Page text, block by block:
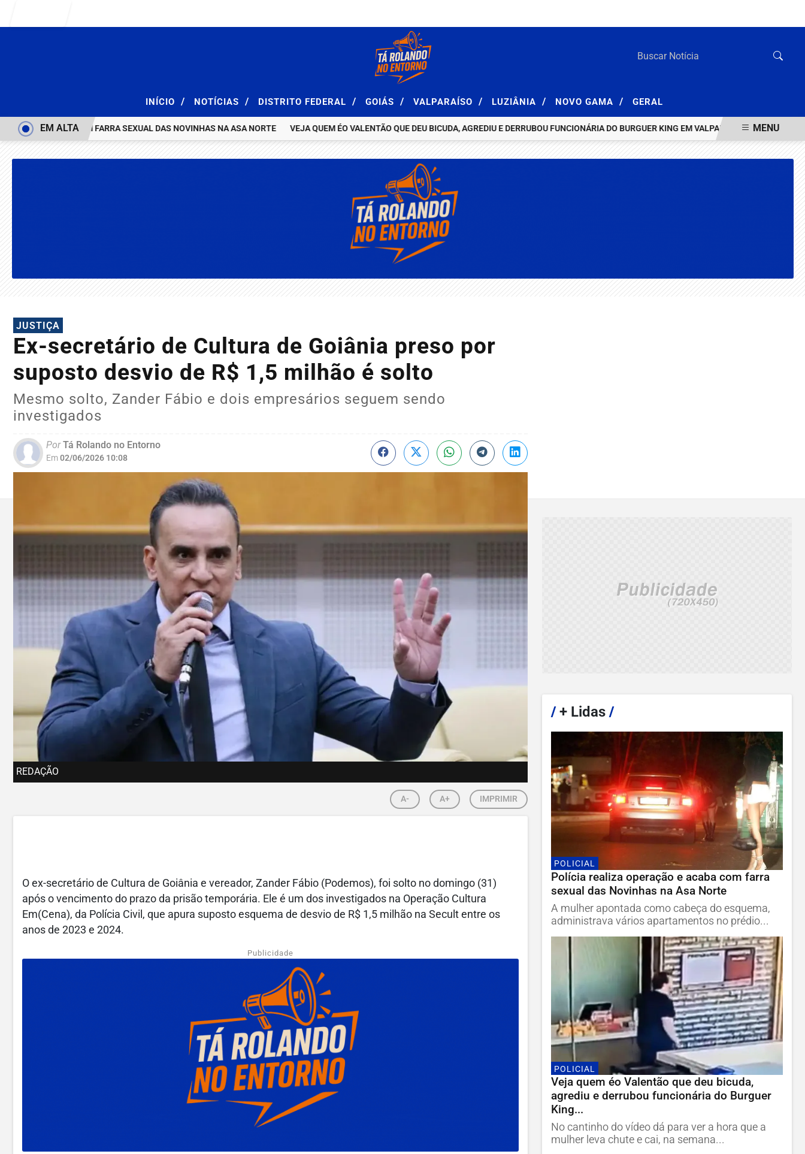
INÍCIO / NOTÍCIAS / DISTRITO FEDERAL / GOIÁS / VALPARAÍSO / LUZIÂNIA / NOVO GAMA / GERAL
E ACABA COM FARRA SEXUAL DAS NOVINHAS NA ASA NORTE VEJA QUEM ÉO VALENTÃO QUE DEU BICUDA, AGREDIU E DERRUBOU FUNCIONÁRIA DO BURGUER KING EM VALPARAÍSO HOMEM
EM ALTA MENU
JUSTIÇA
Ex-secretário de Cultura de Goiânia preso por
suposto desvio de R$ 1,5 milhão é solto
Mesmo solto, Zander Fábio e dois empresários seguem sendo
investigados
PorTá Rolando no Entorno
Em02/06/2026 10:08
REDAÇÃO
A- A+ IMPRIMIR
O ex-secretário de Cultura de Goiânia e vereador, Zander Fábio (Podemos), foi solto no domingo (31)
após o vencimento do prazo da prisão temporária. Ele é um dos investigados na Operação Cultura
Em(Cena), da Polícia Civil, que apura suposto esquema de desvio de R$ 1,5 milhão na Secult entre os
anos de 2023 e 2024.
Publicidade
/+ Lidas /
POLICIAL
Polícia realiza operação e acaba com farra
sexual das Novinhas na Asa Norte
A mulher apontada como cabeça do esquema,
administrava vários apartamentos no prédio...
POLICIAL
Veja quem éo Valentão que deu bicuda,
agrediu e derrubou funcionária do Burguer
King...
No cantinho do vídeo dá para ver a hora que a
mulher leva chute e cai, na semana...